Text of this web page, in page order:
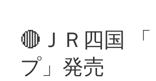
🔴ＪＲ四国
プ」発売